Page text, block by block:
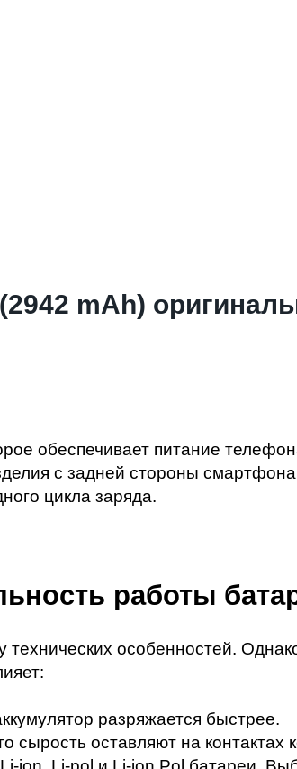
mAh)
обеспечивает питание
с задней стороны
цикла заряда.
работы
особенностей.
разряжается быстрее.
оставляют на контактах